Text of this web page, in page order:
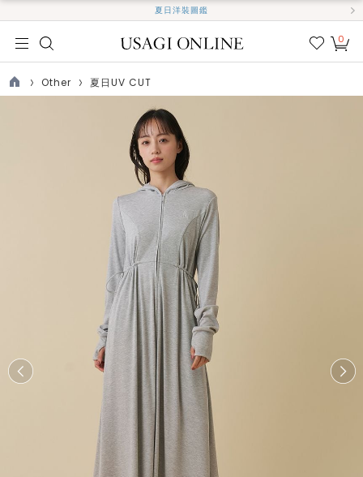
夏日洋裝圖鑑
我的
0
TOP
Other 夏日UV CUT